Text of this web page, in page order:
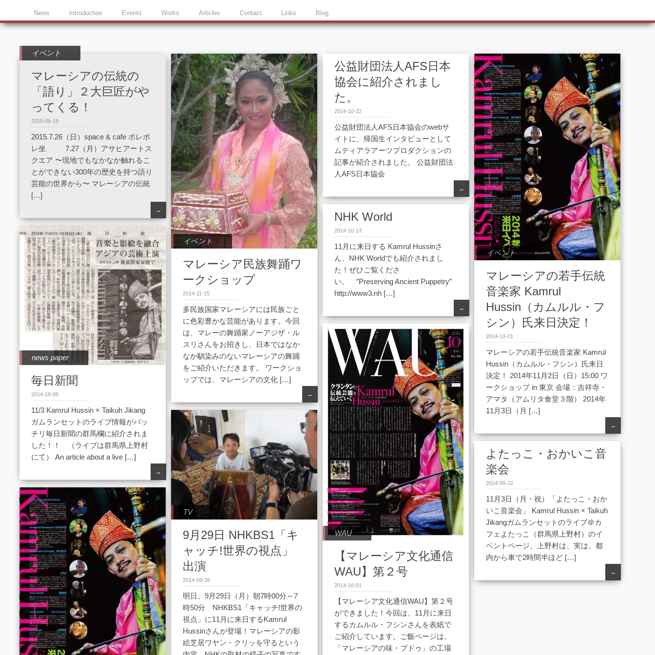
News Introduction Events Works Articles Contact Links Blog
イベント
マレーシアの伝統の
「語り」２大巨匠がや
ってくる！
2015-06-19
2015.7.26（日）space & cafe ポレポ
レ坐 7.27（月）アサヒアートス
クエア 〜現地でもなかなか触れるこ
とができない300年の歴史を持つ語り
芸能の世界から〜 マレーシアの伝統
[…]
→
イベント
マレーシア民族舞踊ワ
ークショップ
2014-11-15
多民族国家マレーシアには民族ごと
に色彩豊かな芸能があります。今回
は、マレーの舞踊家ノーアジザ・ル
スリさんをお招きし、日本ではなか
なか馴染みのないマレーシアの舞踊
をご紹介いただきます。 ワークショ
ップでは、マレーシアの文化 […]
→
公益財団法人AFS日本
協会に紹介されまし
た。
2014-10-22
公益財団法人AFS日本協会のwebサ
イトに、帰国生インタビューとして
ムティアラアーツプロダクションの
記事が紹介されました。 公益財団法
人AFS日本協会
→
イベント
マレーシアの若手伝統
音楽家 Kamrul
Hussin（カムルル・フ
シン）氏来日決定！
2014-10-21
マレーシアの若手伝統音楽家 Kamrul
Hussin（カムルル・フシン）氏来日
決定！ 2014年11月2日（日）15:00 ワ
ークショップ in 東京 会場：吉祥寺・
アマタ（アムリタ食堂３階） 2014年
11月3日（月 […]
→
NHK World
2014-10-13
11月に来日する Kamrul Hussinさ
ん、NHK Worldでも紹介されまし
た！ぜひご覧くださ
い。 ”Preserving Ancient Puppetry”
http://www3.nh […]
→
news paper
毎日新聞
2014-10-09
11/3 Kamrul Hussin × Taikuh Jikang
ガムランセットのライブ情報がバッ
チリ毎日新聞の群馬欄に紹介されま
した！！ （ライブは群馬県上野村
にて） An article about a live […]
→
WAU
【マレーシア文化通信
WAU】第２号
2014-10-01
【マレーシア文化通信WAU】第２号
ができました！今回は、11月に来日
するカムルル・フシンさんを表紙で
ご紹介しています。ご飯ページは、
「マレーシアの味・ブドゥ」の工場
TV
9月29日 NHKBS1「キ
ャッチ!世界の視点」
出演
2014-09-28
明日、9月29日（月）朝7時00分～7
時50分 NHKBS1「キャッチ!世界の
視点」に11月に来日するKamrul
Hussinさんが登場！マレーシアの影
絵芝居ワヤン・クリッを守るという
よたっこ・おかいこ音
楽会
2014-09-22
11月3日（月・祝）「よたっこ・おか
いこ音楽会」 Kamrul Hussin × Taikuh
Jikangガムランセットのライブ＠カ
フェよたっこ（群馬県上野村）のイ
ベントページ。上野村は、実は、都
内から車で2時間半ほど […]
→